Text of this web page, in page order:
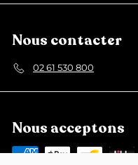
Nous contacter
02 61 530 800
Nous acceptons